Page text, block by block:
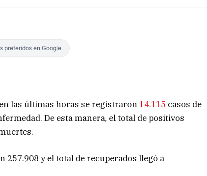
preferidos en Google
las últimas horas se registraron14.115 casos de
De esta manera, el total de positivos
257.908 y el total de recuperados llegó a